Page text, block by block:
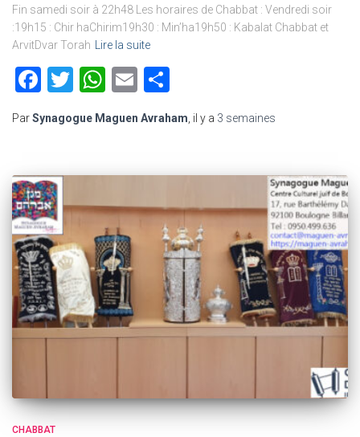
Fin samedi soir à 22h48 Les horaires de Chabbat : Vendredi soir
:19h15 : Chir haChirim19h30 : Min’ha19h50 : Kabalat Chabbat et
ArvitDvar Torah
Lire la suite
Facebook
Twitter
WhatsApp
Email
ParSynagogue Maguen Avraham , il y a 3 semaines
CHABBAT